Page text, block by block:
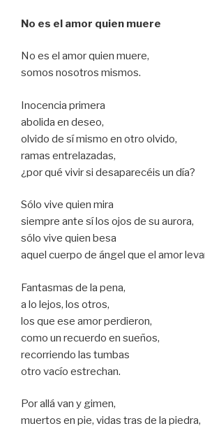
No es el amor quien muere
No es el amor quien muere,
somos nosotros mismos.
Inocencia primera
abolida en deseo,
olvido de sí mismo en otro olvido,
ramas entrelazadas,
¿por qué vivir si desaparecéis un día?
Sólo vive quien mira
siempre ante sí los ojos de su aurora,
sólo vive quien besa
aquel cuerpo de ángel que el amor
Fantasmas de la pena,
a lo lejos, los otros,
los que ese amor perdieron,
como un recuerdo en sueños,
recorriendo las tumbas
otro vacío estrechan.
Por allá van y gimen,
muertos en pie, vidas tras de la piedra,